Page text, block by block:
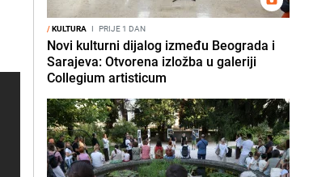
/KULTURA I PRIJE 1 DAN
Novi kulturni dijalog između Beograda i
Sarajeva: Otvorena izložba u galeriji
Collegium artisticum